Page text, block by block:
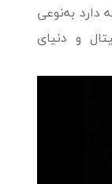
به‌نوعی
و دنیای